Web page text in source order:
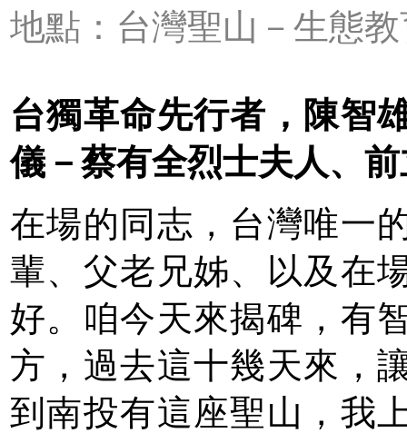
地點：台灣聖山－生態
台獨革命先行者，陳智
儀－蔡有全烈士夫人、
在場的同志，台灣唯一
輩、父老兄姊、以及在
好。咱今天來揭碑，有
方，過去這十幾天來，
到南投有這座聖山，我